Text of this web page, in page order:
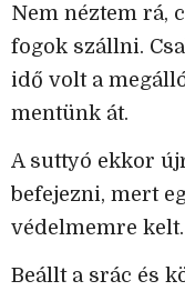
Nem néztem rá,
fogok szállni.
idő volt a
mentünk át.
A suttyó ekkor
befejezni, mert
védelmemre kelt.
Beállt a srác és